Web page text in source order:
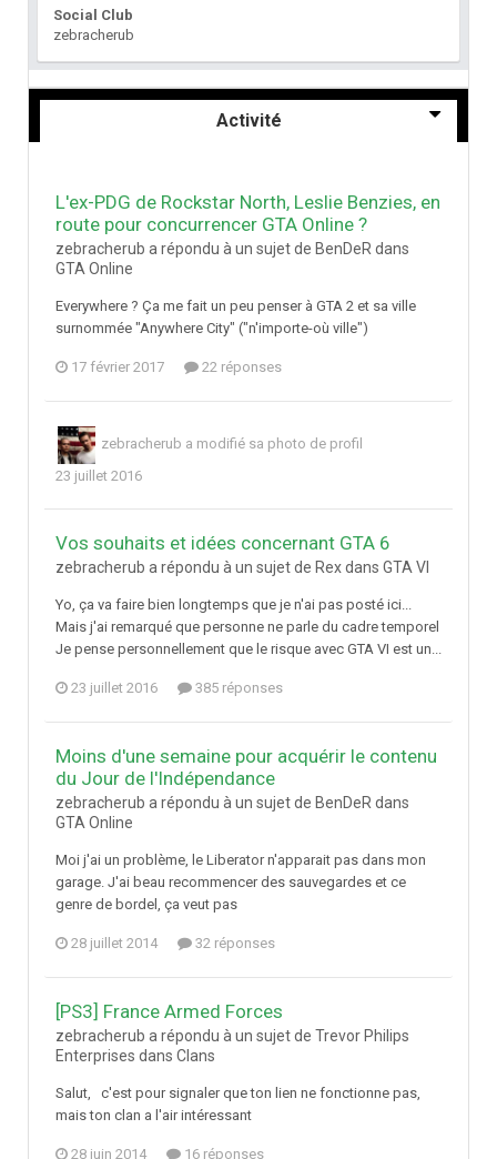
Social Club
zebracherub
Activité
L'ex-PDG de Rockstar North, Leslie Benzies, en
route pour concurrencer GTA Online ?
zebracherub a répondu à un sujet de BenDeR dans
GTA Online
Everywhere ? Ça me fait un peu penser à GTA 2 et sa ville
surnommée "Anywhere City" ("n'importe-où ville")
17 février 2017 22 réponses
zebracherub a modifié sa photo de profil
23 juillet 2016
Vos souhaits et idées concernant GTA 6
zebracherub a répondu à un sujet de Rex dans GTA VI
Yo, ça va faire bien longtemps que je n'ai pas posté ici...
Mais j'ai remarqué que personne ne parle du cadre temporel
Je pense personnellement que le risque avec GTA VI est un...
23 juillet 2016 385 réponses
Moins d'une semaine pour acquérir le contenu
du Jour de l'Indépendance
zebracherub a répondu à un sujet de BenDeR dans
GTA Online
Moi j'ai un problème, le Liberator n'apparait pas dans mon
garage. J'ai beau recommencer des sauvegardes et ce
genre de bordel, ça veut pas
28 juillet 2014 32 réponses
[PS3] France Armed Forces
zebracherub a répondu à un sujet de Trevor Philips
Enterprises dans Clans
Salut, c'est pour signaler que ton lien ne fonctionne pas,
mais ton clan a l'air intéressant
28 juin 2014 16 réponses